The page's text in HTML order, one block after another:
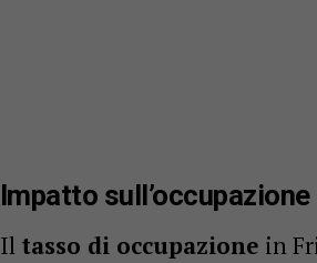
Impatto sull’occupazione
Il tasso di occupazione in